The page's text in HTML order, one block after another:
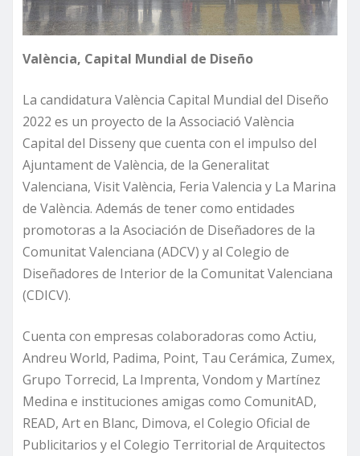
València, Capital Mundial de Diseño
La candidatura València Capital Mundial del Diseño
2022 es un proyecto de la Associació València
Capital del Disseny que cuenta con el impulso del
Ajuntament de València, de la Generalitat
Valenciana, Visit València, Feria Valencia y La Marina
de València. Además de tener como entidades
promotoras a la Asociación de Diseñadores de la
Comunitat Valenciana (ADCV) y al Colegio de
Diseñadores de Interior de la Comunitat Valenciana
(CDICV).
Cuenta con empresas colaboradoras como Actiu,
Andreu World, Padima, Point, Tau Cerámica, Zumex,
Grupo Torrecid, La Imprenta, Vondom y Martínez
Medina e instituciones amigas como ComunitAD,
READ, Art en Blanc, Dimova, el Colegio Oficial de
Publicitarios y el Colegio Territorial de Arquitectos